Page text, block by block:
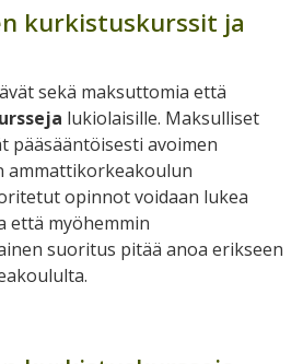
kurkistuskurssit ja
sekä maksuttomia että
lukiolaisille. Maksulliset
pääsääntöisesti avoimen
ammattikorkeakoulun
opinnot voidaan lukea
että myöhemmin
suoritus pitää anoa erikseen